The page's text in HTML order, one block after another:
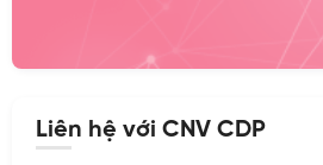
Liên hệ với CNV CDP